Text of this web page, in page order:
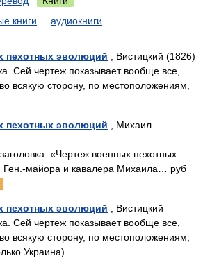
книги аудиокниги
пехотных эволюций , Вистицкий (1826)
Сей чертеж показывает вообще все,
всякую сторону, по местоположениям,
пехотных эволюций , Михаил
«Чертеж военных пехотных
Ген.-майора и кавалера Михаила… руб
пехотных эволюций , Вистицкий
Сей чертеж показывает вообще все,
всякую сторону, по местоположениям,
Украина)